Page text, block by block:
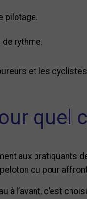
pilotage.
rythme.
et les
quel
aux pratiquants
ou pour
à l’avant, c’est